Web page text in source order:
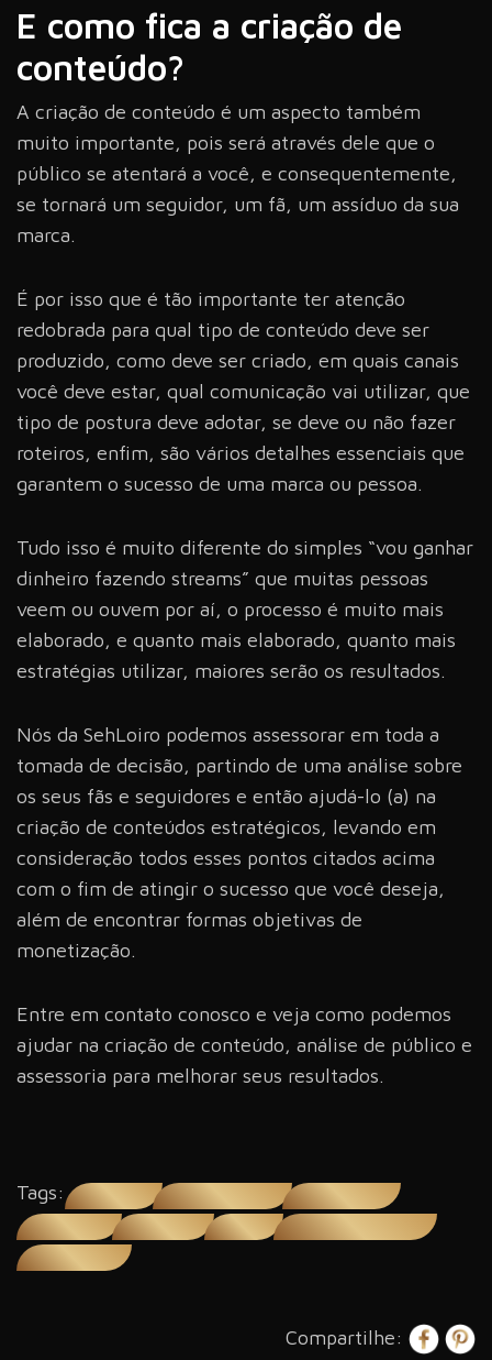
E como fica a criação de
conteúdo?
A criação de conteúdo é um aspecto também
muito importante, pois será através dele que o
público se atentará a você, e consequentemente,
se tornará um seguidor, um fã, um assíduo da sua
marca.
É por isso que é tão importante ter atenção
redobrada para qual tipo de conteúdo deve ser
produzido, como deve ser criado, em quais canais
você deve estar, qual comunicação vai utilizar, que
tipo de postura deve adotar, se deve ou não fazer
roteiros, enfim, são vários detalhes essenciais que
garantem o sucesso de uma marca ou pessoa.
Tudo isso é muito diferente do simples “vou ganhar
dinheiro fazendo streams” que muitas pessoas
veem ou ouvem por aí, o processo é muito mais
elaborado, e quanto mais elaborado, quanto mais
estratégias utilizar, maiores serão os resultados.
Nós da SehLoiro podemos assessorar em toda a
tomada de decisão, partindo de uma análise sobre
os seus fãs e seguidores e então ajudá-lo (a) na
criação de conteúdos estratégicos, levando em
consideração todos esses pontos citados acima
com o fim de atingir o sucesso que você deseja,
além de encontrar formas objetivas de
monetização.
Entre em contato conosco e veja como podemos
ajudar na criação de conteúdo, análise de público e
assessoria para melhorar seus resultados.
Tags:
Compartilhe: